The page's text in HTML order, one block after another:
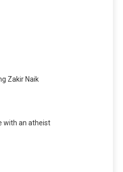
Zakir Naik
with an atheist